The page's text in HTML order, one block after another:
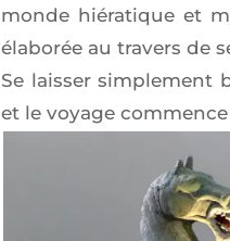
monde hié­ra­tique et
éla­bo­rée au tra­vers de
Se lais­ser sim­ple­ment
et le voyage com­mence